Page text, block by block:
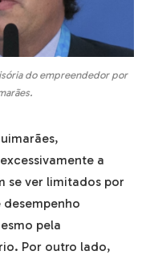
do empreendedor por
a
se ver limitados por
pela
Por outro lado,